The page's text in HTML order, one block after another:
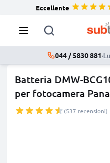
Eccellente
044 / 5830 881·
Batteria DMW-
per fotocamera
(537 recensioni)